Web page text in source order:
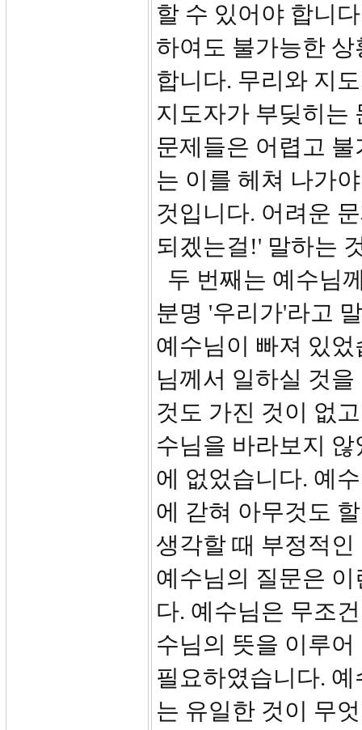
할 수 있어야 합니
하여도 불가능한
합니다. 무리와 지
지도자가 부딪히는
문제들은 어렵고
는 이를 헤쳐 나가
것입니다. 어려운
되겠는걸!' 말하는
두 번째는 예수님
분명 '우리가'라고
예수님이 빠져 있
님께서 일하실 것
것도 가진 것이 없
수님을 바라보지
에 없었습니다. 예
에 갇혀 아무것도
생각할 때 부정적
예수님의 질문은
다. 예수님은 무조
수님의 뜻을 이루
필요하였습니다.
는 유일한 것이 무